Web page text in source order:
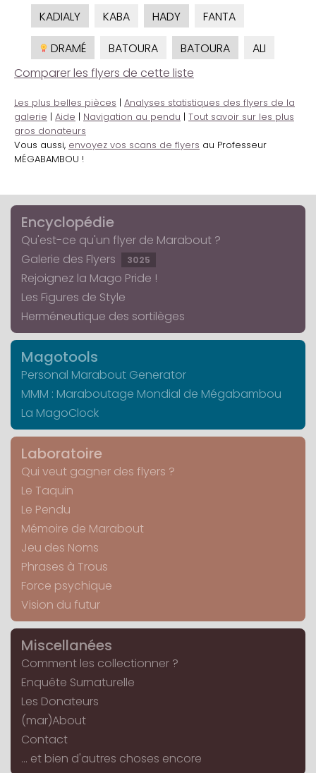
KADIALY
KABA HADY
FANTA
DRAMÉ
BATOURA BATOURA
ALI
Comparer les flyers de cette liste
Les plus belles pièces | Analyses statistiques des flyers de la
galerie | Aide | Navigation au pendu | Tout savoir sur les plus
gros donateurs
Vous aussi, envoyez vos scans de flyers au Professeur
MÉGABAMBOU !
Encyclopédie
Qu'est-ce qu'un flyer de Marabout ?
Galerie des Flyers
3025
Rejoignez la Mago Pride !
Les Figures de Style
Herméneutique des sortilèges
Magotools
Personal Marabout Generator
MMM : Maraboutage Mondial de Mégabambou
La MagoClock
Laboratoire
Qui veut gagner des flyers ?
Le Taquin
Le Pendu
Mémoire de Marabout
Jeu des Noms
Phrases à Trous
Force psychique
Vision du futur
Miscellanées
Comment les collectionner ?
Enquête Surnaturelle
Les Donateurs
(mar)About
Contact
... et bien d'autres choses encore